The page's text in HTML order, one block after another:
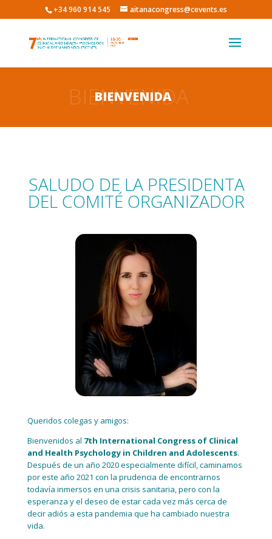
+34 960 914 545 aitanacongress@cevents.es
BIENVENIDA
BIENVENIDA
SALUDO DE LA PRESIDENTA
DEL COMITÉ ORGANIZADOR
Queridos colegas y amigos:
Bienvenidos al 7th International Congress of Clinical
and Health Psychology in Children and Adolescents.
Después de un año 2020 especialmente difícil, caminamos
por este año 2021 con la prudencia de encontrarnos
todavía inmersos en una crisis sanitaria, pero con la
esperanza y el deseo de estar cada vez más cerca de
decir adiós a esta pandemia que ha cambiado nuestra
vida.